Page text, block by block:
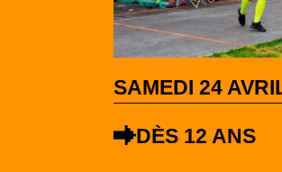
SAMEDI 24
DÈS 12 ANS